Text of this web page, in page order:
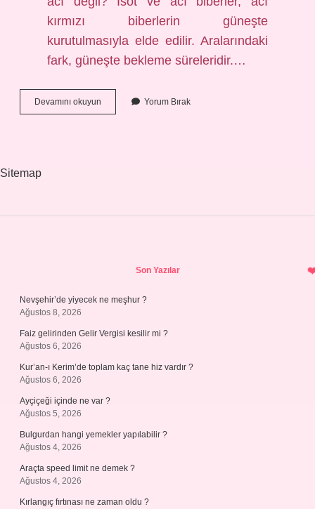
kırmızı biberlerin güneşte
kurutulmasıyla elde edilir. Aralarındaki
fark, güneşte bekleme süreleridir.…
Devamını okuyun
Türkçe
Yorum Bırak
Sitemap
Son Yazılar
Nevşehir’de yiyecek ne meşhur ?
Ağustos 8, 2026
Faiz gelirinden Gelir Vergisi kesilir mi ?
Ağustos 6, 2026
Kur’an-ı Kerim’de toplam kaç tane hiz vardır ?
Ağustos 6, 2026
Ayçiçeği içinde ne var ?
Ağustos 5, 2026
Bulgurdan hangi yemekler yapılabilir ?
Ağustos 4, 2026
Araçta speed limit ne demek ?
Ağustos 4, 2026
Kırlangıç fırtınası ne zaman oldu ?